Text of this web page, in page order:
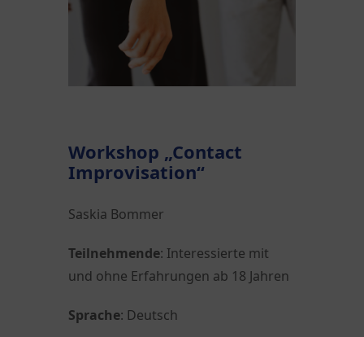
Workshop „Contact
Improvisation“
Saskia Bommer
Teilnehmende: Interessierte mit
und ohne Erfahrungen ab 18 Jahren
Sprache: Deutsch